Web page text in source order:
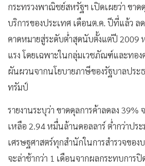
กระทรวงพาณิชย์สหรัฐฯ เปิดเผยว่า ขาด
บริการของประเทศ เดือนต.ค. ปีที่แล้ว ล
คาดหมายสู่ระดับต่ำสุดนับตั้งแต่ปี 2009
แรง โดยเฉพาะในกลุ่มเวชภัณฑ์และทอง
ผันผวนจากนโยบายภาษีของรัฐบาลประ
ทรัมป์
รายงานระบุว่า ขาดดุลการค้าลดลง
เหลือ 2.94 หมื่นล้านดอลลาร์ ต่ำกว่าปร
เศรษฐศาสตร์ทุกสำนักในการสำรวจของ
จะล่าช้ากว่า 1 เดือนจากผลกระทบการ